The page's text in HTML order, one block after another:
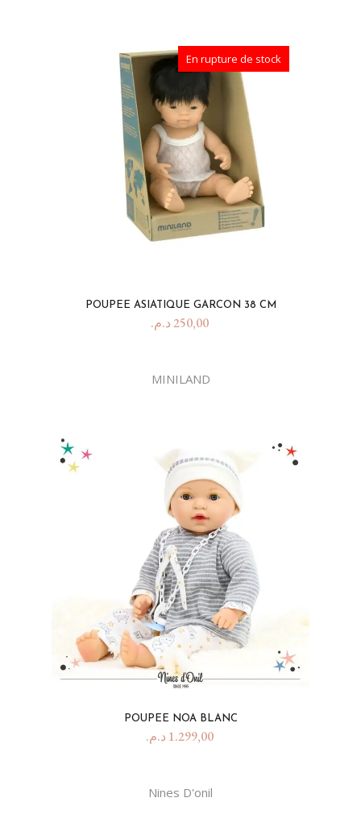
En rupture de stock
POUPEE ASIATIQUE GARCON 38 CM
250,00د.م.
MINILAND
POUPEE NOA BLANC
1.299,00 د.م.
Nines D'onil